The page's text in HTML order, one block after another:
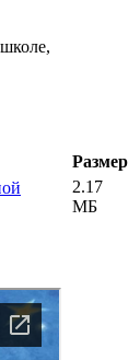
Размер
2.17
МБ